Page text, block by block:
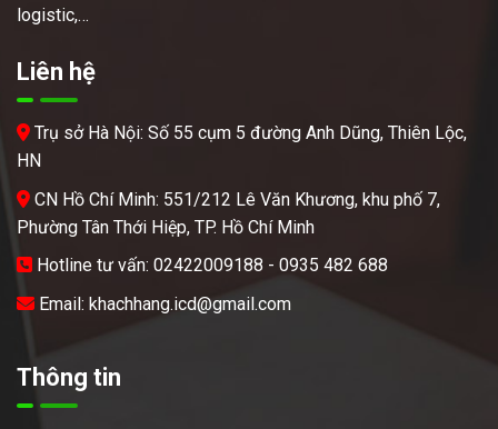
logistic,…
Liên hệ
Trụ sở Hà Nội: Số 55 cụm 5 đường Anh Dũng, Thiên Lộc,
HN
CN Hồ Chí Minh: 551/212 Lê Văn Khương, khu phố 7,
Phường Tân Thới Hiệp, TP. Hồ Chí Minh
Hotline tư vấn: 02422009188 - 0935 482 688
Email: khachhang.icd@gmail.com
Thông tin